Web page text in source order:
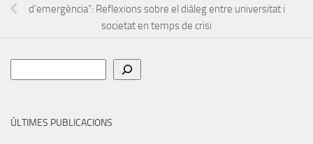
d’emergència”: Reflexions sobre el diàleg entre universitat i
societat en temps de crisi
ÚLTIMES PUBLICACIONS